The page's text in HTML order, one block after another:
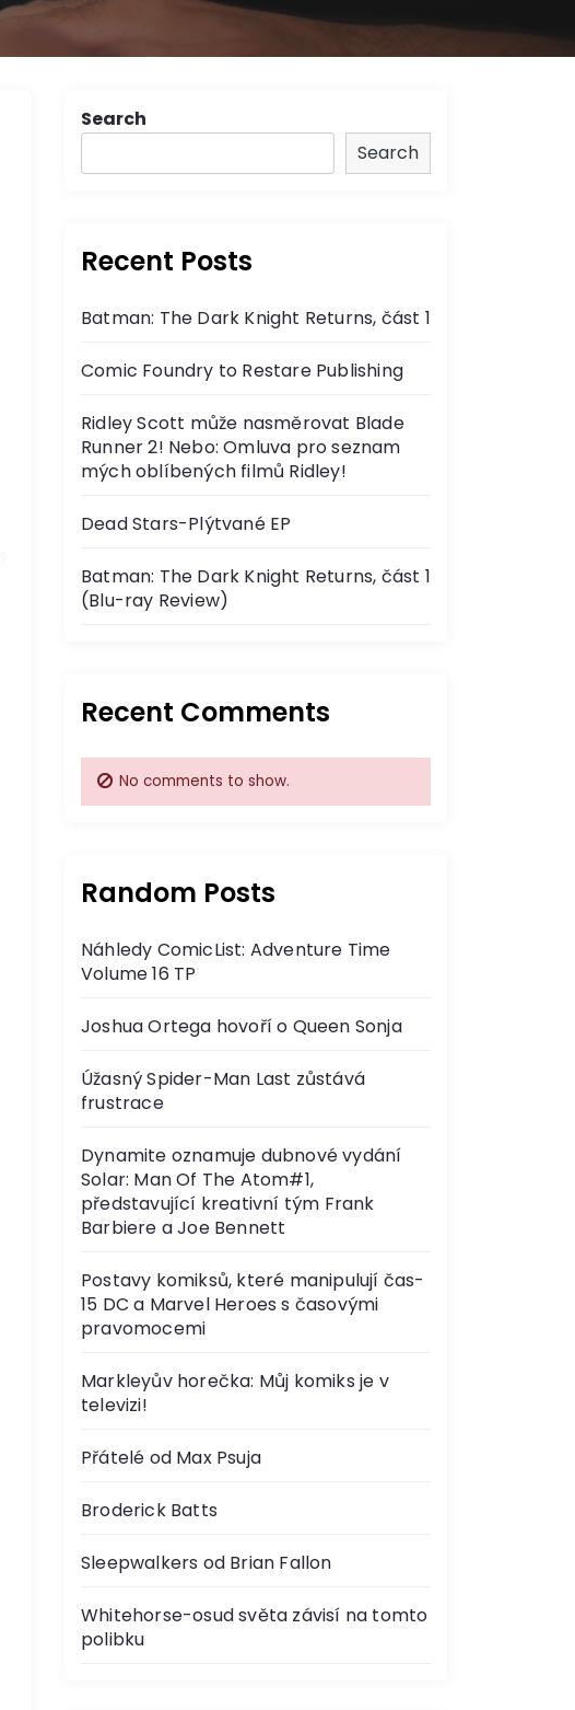
Search
Search
Recent Posts
Batman: The Dark Knight Returns, část 1
Comic Foundry to Restare Publishing
Ridley Scott může nasměrovat Blade
Runner 2! Nebo: Omluva pro seznam
mých oblíbených filmů Ridley!
Dead Stars-Plýtvané EP
Batman: The Dark Knight Returns, část 1
(Blu-ray Review)
Recent Comments
No comments to show.
Random Posts
Náhledy ComicList: Adventure Time
Volume 16 TP
Joshua Ortega hovoří o Queen Sonja
Úžasný Spider-Man Last zůstává
frustrace
Dynamite oznamuje dubnové vydání
Solar: Man Of The Atom#1,
představující kreativní tým Frank
Barbiere a Joe Bennett
Postavy komiksů, které manipulují čas-
15 DC a Marvel Heroes s časovými
pravomocemi
Markleyův horečka: Můj komiks je v
televizi!
Přátelé od Max Psuja
Broderick Batts
Sleepwalkers od Brian Fallon
Whitehorse-osud světa závisí na tomto
polibku